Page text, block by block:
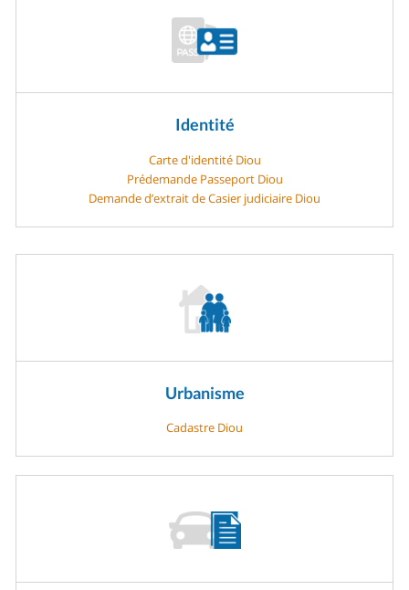
Identité
Carte d'identité Diou
Prédemande Passeport Diou
Demande d’extrait de Casier judiciaire Diou
Urbanisme
Cadastre Diou